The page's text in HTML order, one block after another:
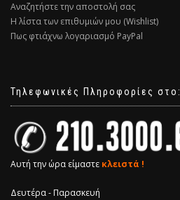
Αναζητήστε την αποστολή σας
Η λίστα των επιθυμιών μου (Wishlist)
Πως φτιάχνω λογαριασμό PayPal
Τηλεφωνικές Πληροφορίες στο:
Αυτή την ώρα είμαστε κλειστά !
Δευτέρα - Παρασκευή